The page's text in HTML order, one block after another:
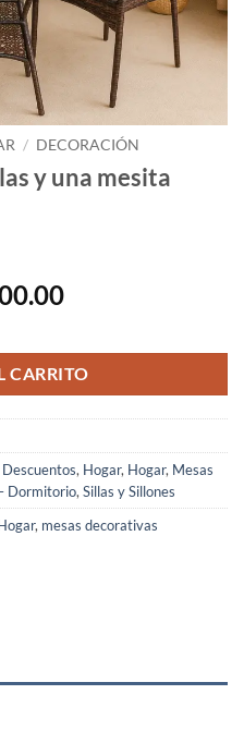
/ DECORACIÓN
y una mesita
El
actual
es:
₡79,900.00.
CARRITO
Descuentos, Hogar, Hogar, Mesas
Dormitorio, Sillas y Sillones
, mesas decorativas